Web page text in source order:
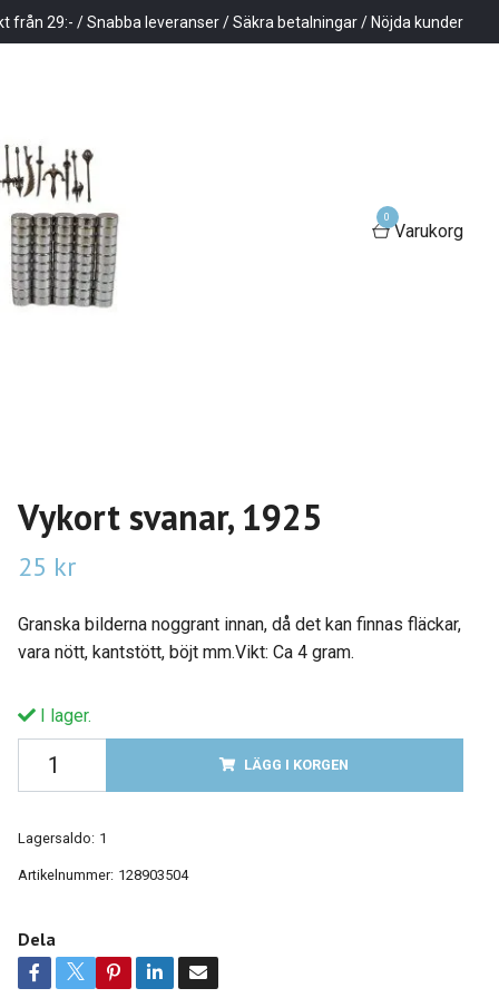
från 29:- / Snabba leveranser / Säkra betalningar / Nöjda kunder
0
Varukorg
Vykort svanar, 1925
25 kr
Granska bilderna noggrant innan, då det kan finnas fläckar,
vara nött, kantstött, böjt mm.Vikt: Ca 4 gram.
I lager.
LÄGG I KORGEN
Lagersaldo: 1
Artikelnummer: 128903504
Dela